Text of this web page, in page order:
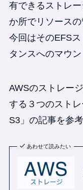
有できるストレ
か所でリソースの
今回はそのEFS
タンスへのマウ
AWSのストレー
する３つのストレ
S3」の記事を参
あわせて読みたい